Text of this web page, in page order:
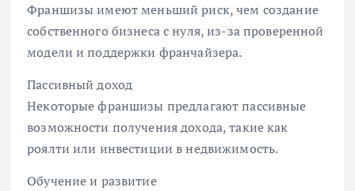
Франшизы имеют меньший риск, чем создание
собственного бизнеса с нуля, из-за проверенной
модели и поддержки франчайзера.
Пассивный доход
Некоторые франшизы предлагают пассивные
возможности получения дохода, такие как
роялти или инвестиции в недвижимость.
Обучение и развитие